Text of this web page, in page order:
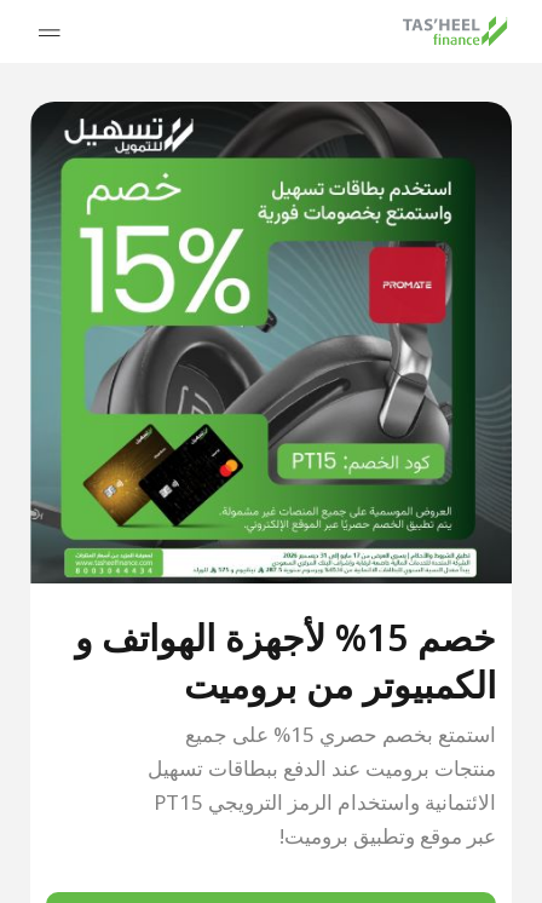
خصم 15% لأجهزة الهواتف و
الكمبيوتر من بروميت
استمتع بخصم حصري 15% على جميع
منتجات بروميت عند الدفع ببطاقات تسهيل
الائتمانية واستخدام الرمز الترويجي PT15
عبر موقع وتطبيق بروميت!